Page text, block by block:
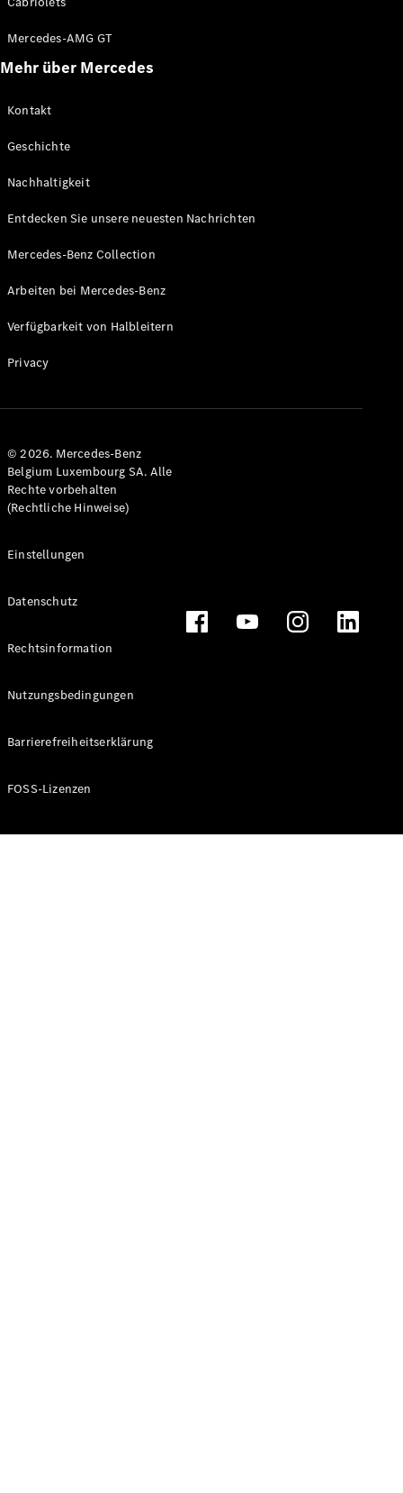
Mercedes-AMG GT
Mehr über Mercedes
Kontakt
Geschichte
Nachhaltigkeit
Entdecken Sie unsere neuesten Nachrichten
Mercedes-Benz Collection
Arbeiten bei Mercedes-Benz
Verfügbarkeit von Halbleitern
Privacy
© 2026. Mercedes-Benz
Belgium Luxembourg SA. Alle
Rechte vorbehalten
(Rechtliche Hinweise)
Einstellungen
Datenschutz
Rechtsinformation
Nutzungsbedingungen
Barrierefreiheitserklärung
FOSS-Lizenzen